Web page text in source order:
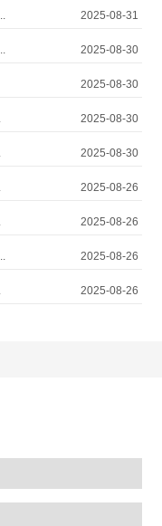
2025-08-31
2025-08-30
2025-08-30
2025-08-30
2025-08-30
2025-08-26
2025-08-26
2025-08-26
2025-08-26